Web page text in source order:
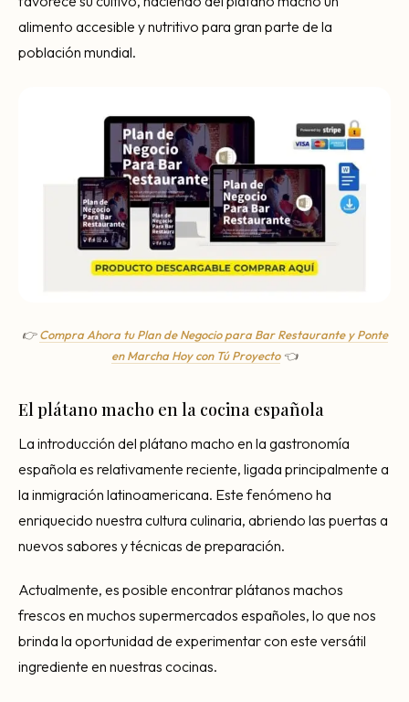
alimento accesible y nutritivo para gran parte de la
población mundial.
👉Compra Ahora tu Plan de Negocio para Bar Restaurante y Ponte
en Marcha Hoy con Tú Proyecto👈
El plátano macho en la cocina española
La introducción del plátano macho en la gastronomía
española es relativamente reciente, ligada principalmente a
la inmigración latinoamericana. Este fenómeno ha
enriquecido nuestra cultura culinaria, abriendo las puertas a
nuevos sabores y técnicas de preparación.
Actualmente, es posible encontrar plátanos machos
frescos en muchos supermercados españoles, lo que nos
brinda la oportunidad de experimentar con este versátil
ingrediente en nuestras cocinas.